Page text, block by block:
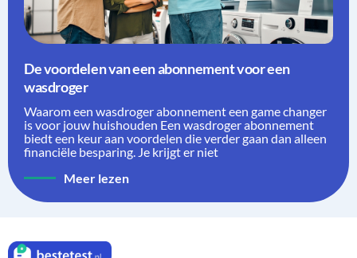
De voordelen van een abonnement voor een
wasdroger
Waarom een wasdroger abonnement een game changer
is voor jouw huishouden Een wasdroger abonnement
biedt een keur aan voordelen die verder gaan dan alleen
financiële besparing. Je krijgt er niet
Meer lezen